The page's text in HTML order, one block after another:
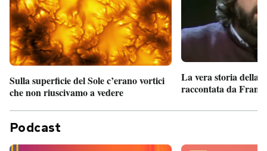
Sulla superficie del Sole c’erano vortici
che non riuscivamo a vedere
La vera storia della
raccontata da
Podcast